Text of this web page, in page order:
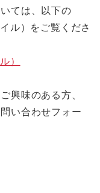
ては、以下の
ル）をご覧くださ
）
興味のある方、
い合わせフォー